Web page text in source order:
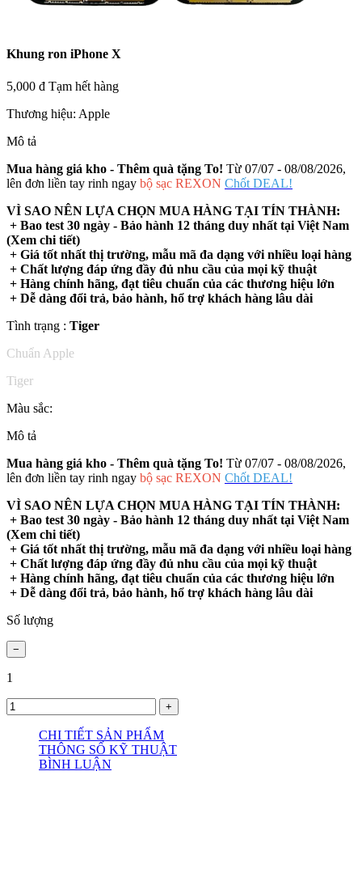
Khung ron iPhone X
5,000 đ Tạm hết hàng
Thương hiệu: Apple
Mô tả
Mua hàng giá kho - Thêm quà tặng To! Từ 07/07 - 08/08/2026,
lên đơn liền tay rinh ngay bộ sạc REXON Chốt DEAL!
VÌ SAO NÊN LỰA CHỌN MUA HÀNG TẠI TÍN THÀNH:
+ Bao test 30 ngày - Bảo hành 12 tháng duy nhất tại Việt Nam
(Xem chi tiết)
+ Giá tốt nhất thị trường, mẫu mã đa dạng với nhiều loại hàng
+ Chất lượng đáp ứng đầy đủ nhu cầu của mọi kỹ thuật
+ Hàng chính hãng, đạt tiêu chuẩn của các thương hiệu lớn
+ Dễ dàng đổi trả, bảo hành, hổ trợ khách hàng lâu dài
Tình trạng : Tiger
Chuẩn Apple
Tiger
Màu sắc:
Mô tả
Mua hàng giá kho - Thêm quà tặng To! Từ 07/07 - 08/08/2026,
lên đơn liền tay rinh ngay bộ sạc REXON Chốt DEAL!
VÌ SAO NÊN LỰA CHỌN MUA HÀNG TẠI TÍN THÀNH:
+ Bao test 30 ngày - Bảo hành 12 tháng duy nhất tại Việt Nam
(Xem chi tiết)
+ Giá tốt nhất thị trường, mẫu mã đa dạng với nhiều loại hàng
+ Chất lượng đáp ứng đầy đủ nhu cầu của mọi kỹ thuật
+ Hàng chính hãng, đạt tiêu chuẩn của các thương hiệu lớn
+ Dễ dàng đổi trả, bảo hành, hổ trợ khách hàng lâu dài
Số lượng
1
CHI TIẾT SẢN PHẨM
THÔNG SỐ KỸ THUẬT
BÌNH LUẬN